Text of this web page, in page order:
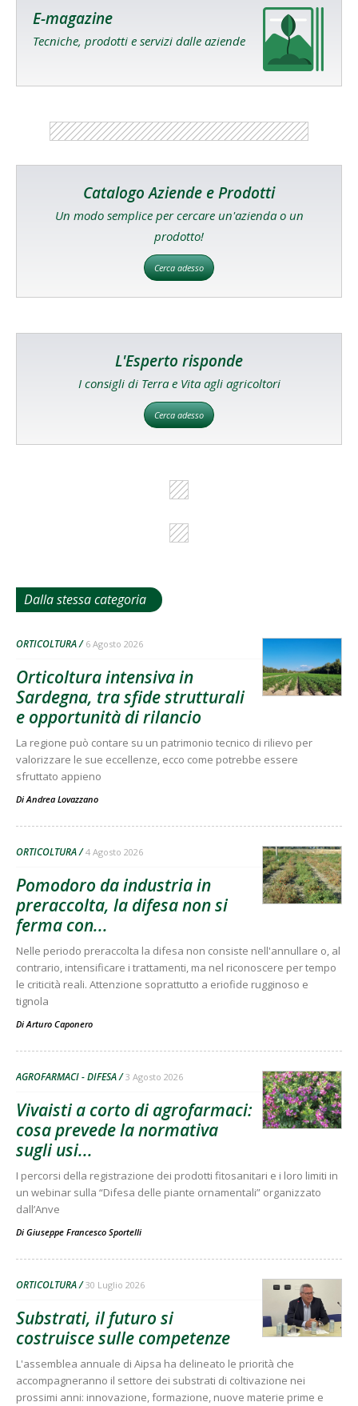
E-magazine
Tecniche, prodotti e servizi dalle aziende
Catalogo Aziende e Prodotti
Un modo semplice per cercare un'azienda o un
prodotto!
Cerca adesso
L'Esperto risponde
I consigli di Terra e Vita agli agricoltori
Cerca adesso
Dalla stessa categoria
ORTICOLTURA 6 Agosto 2026
Orticoltura intensiva in
Sardegna, tra sfide strutturali
e opportunità di rilancio
La regione può contare su un patrimonio tecnico di rilievo per
valorizzare le sue eccellenze, ecco come potrebbe essere
sfruttato appieno
DiAndrea Lovazzano
ORTICOLTURA 4 Agosto 2026
Pomodoro da industria in
preraccolta, la difesa non si
ferma con...
Nelle periodo preraccolta la difesa non consiste nell'annullare o, al
contrario, intensificare i trattamenti, ma nel riconoscere per tempo
le criticità reali. Attenzione soprattutto a eriofide rugginoso e
tignola
DiArturo Caponero
AGROFARMACI - DIFESA 3 Agosto 2026
Vivaisti a corto di agrofarmaci:
cosa prevede la normativa
sugli usi...
I percorsi della registrazione dei prodotti fitosanitari e i loro limiti in
un webinar sulla “Difesa delle piante ornamentali” organizzato
dall’Anve
Di Giuseppe Francesco Sportelli
ORTICOLTURA 30 Luglio 2026
Substrati, il futuro si
costruisce sulle competenze
L'assemblea annuale di Aipsa ha delineato le priorità che
accompagneranno il settore dei substrati di coltivazione nei
prossimi anni: innovazione, formazione, nuove materie prime e